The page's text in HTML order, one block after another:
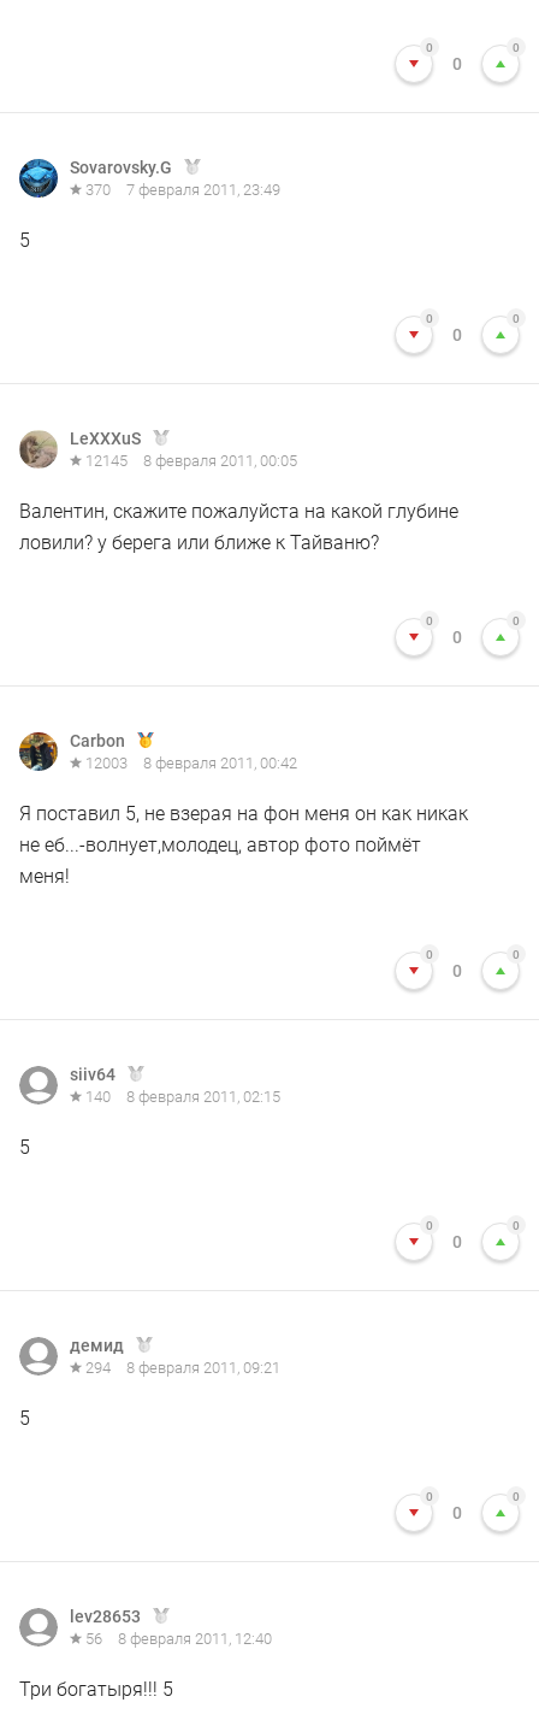
0
0
0
Sovarovsky.G
370 7 февраля 2011, 23:49
5
0
0
0
LeXXXuS
12145 8 февраля 2011, 00:05
Валентин, скажите пожалуйста на какой глубине
ловили? у берега или ближе к Тайваню?
0
0
0
Carbon
12003 8 февраля 2011, 00:42
Я поставил 5, не взерая на фон меня он как никак
не еб...-волнует,молодец, автор фото поймёт
меня!
0
0
0
siiv64
140 8 февраля 2011, 02:15
5
0
0
0
демид
294 8 февраля 2011, 09:21
5
0
0
0
lev28653
56 8 февраля 2011, 12:40
Три богатыря!!! 5